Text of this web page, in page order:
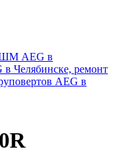
AEG в
в Челябинске, ремонт
AEG в